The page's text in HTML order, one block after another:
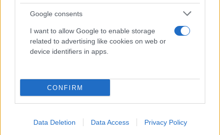
Google consents
I want to allow Google to enable storage
related to advertising like cookies on web or
device identifiers in apps.
CONFIRM
Data Deletion Data Access Privacy Policy
προέλευσης, ωστόσο τα όργανα μέτρησης δεν
κατέδειξαν κάτι ανησυχητικό. Το επόμενο στάδιο
είναι να σηκωθεί drone ώστε να εξεταστεί όλο το
εύρος της περιοχής όπου κατέπεσε το αεροσκάφος.
των ανδρών που συνδράμουν στην επιχείρηση, θα
ξεκινήσει η όλη διαδικασία».
Ο κ. Αποστολίδης υπογράμμισε ότι συνολικά